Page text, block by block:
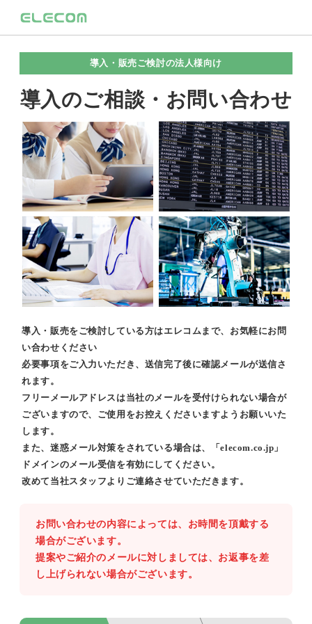
導入・販売ご検討の法人様向け
導入のご相談・お問い合わせ
導入・販売をご検討している方はエレコムまで、お気軽にお問
い合わせください
必要事項をご入力いただき、送信完了後に確認メールが送信さ
れます。
フリーメールアドレスは当社のメールを受付けられない場合が
ございますので、ご使用をお控えくださいますようお願いいた
します。
また、迷惑メール対策をされている場合は、「elecom.co.jp」
ドメインのメール受信を有効にしてください。
改めて当社スタッフよりご連絡させていただきます。
お問い合わせの内容によっては、お時間を頂戴する
場合がございます。
提案やご紹介のメールに対しましては、お返事を差
し上げられない場合がございます。